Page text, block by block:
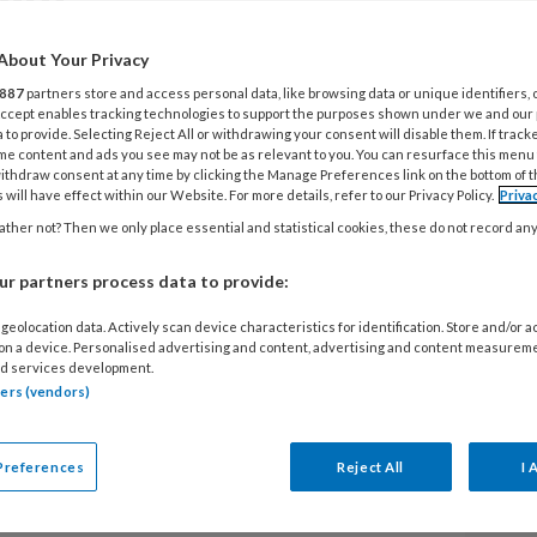
heeft het graag over de
Hij benadrukt het belang van een
werd kinderopvang vooral
te laten werken, maar dat beeld
beseffen hoe essentieel
van kinderen. Toch is nog
Sommige ouders beseffen
de eerste vier jaar van het leven
kind. En hoe een goed
Hoe dat komt volgens Mieras?
zich hierin vaak nog te
in de kinderopvang om ouders duidelijk
Your Privacy
887 partners store and access personal data, like browsing data or unique identifiers,
enables tracking technologies to support the purposes shown under we and
to provide. Selecting Reject All or withdrawing your consent will disable them. If
content and ads you see may not be as relevant to you. You can resurface this
consent at any time by clicking the Manage Preferences link on the bottom of
will have effect within our Website. For more details, refer to our Privacy Policy.
not? Then we only place essential and statistical cookies, these do not record
partners process data to provide:
data. Actively scan device characteristics for identification. Store and/or
a device. Personalised advertising and content, advertising and content
services development.
(vendors)
Reject All I